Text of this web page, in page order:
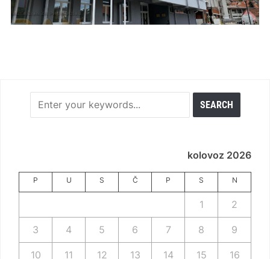
kolovoz 2026
P U S Č P S N
1 2
3 4 5 6 7 8 9
10 11 12 13 14 15 16